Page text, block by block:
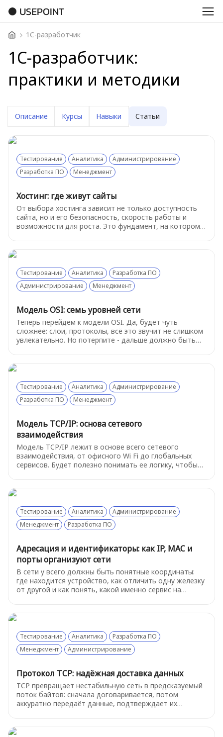
USEPOINT
1С-разработчик
1С-разработчик:
практики и методики
Описание Курсы Навыки Статьи
Тестирование Аналитика
Администрирование
Разработка ПО
Менеджмент
Хостинг: где живут сайты
От выбора хостинга зависит не только доступность
сайта, но и его безопасность, скорость работы и
возможности для роста. Это фундамент, на котором
Тестирование Аналитика
Разработка ПО
Администрирование
Менеджмент
Модель OSI: семь уровней сети
Теперь перейдем к модели OSI. Да, будет чуть
сложнее: слои, протоколы, всё это звучит не слишком
увлекательно. Но потерпите - дальше должно быть
Тестирование Аналитика
Администрирование
Разработка ПО
Менеджмент
Модель TCP/IP: основа сетевого
взаимодействия
Модель TCP/IP лежит в основе всего сетевого
взаимодействия, от офисного Wi Fi до глобальных
сервисов. Будет полезно понимать ее логику, чтобы
Тестирование Аналитика
Администрирование
Менеджмент
Разработка ПО
Адресация и идентификаторы: как IP, MAC и
порты организуют сети
В сети у всего должны быть понятные координаты:
где находится устройство, как отличить одну железку
от другой и как понять, какой именно сервис на
Тестирование Аналитика
Разработка ПО
Менеджмент
Администрирование
Протокол TCP: надёжная доставка данных
TCP превращает нестабильную сеть в предсказуемый
поток байтов: сначала договаривается, потом
аккуратно передаёт данные, подтверждает их